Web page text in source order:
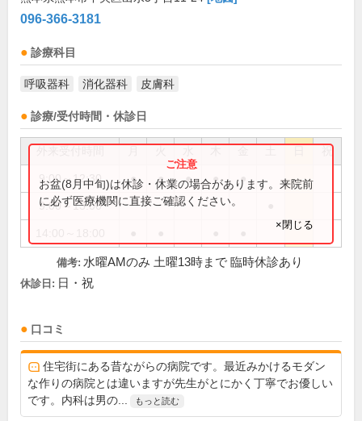
096-366-3181
診療科目
呼吸器科 消化器科 皮膚科
診療/受付時間・休診日
祝
9:00～12:30 ● ● ● ● ●
9:00～13:00
お盆(8月中旬)は休診・休業の場合があります。来院前
に必ず医療機関に直接ご確認ください。
×閉じる
備考: 水曜AMのみ 土曜13時まで 臨時休診あり
休診日: 日・祝
口コミ
住宅街にある昔ながらの病院です。最近みかけるモダン
な作りの病院とは違いますが先生がとにかく丁寧でお優しい
です。内科は男の...
もっと読む